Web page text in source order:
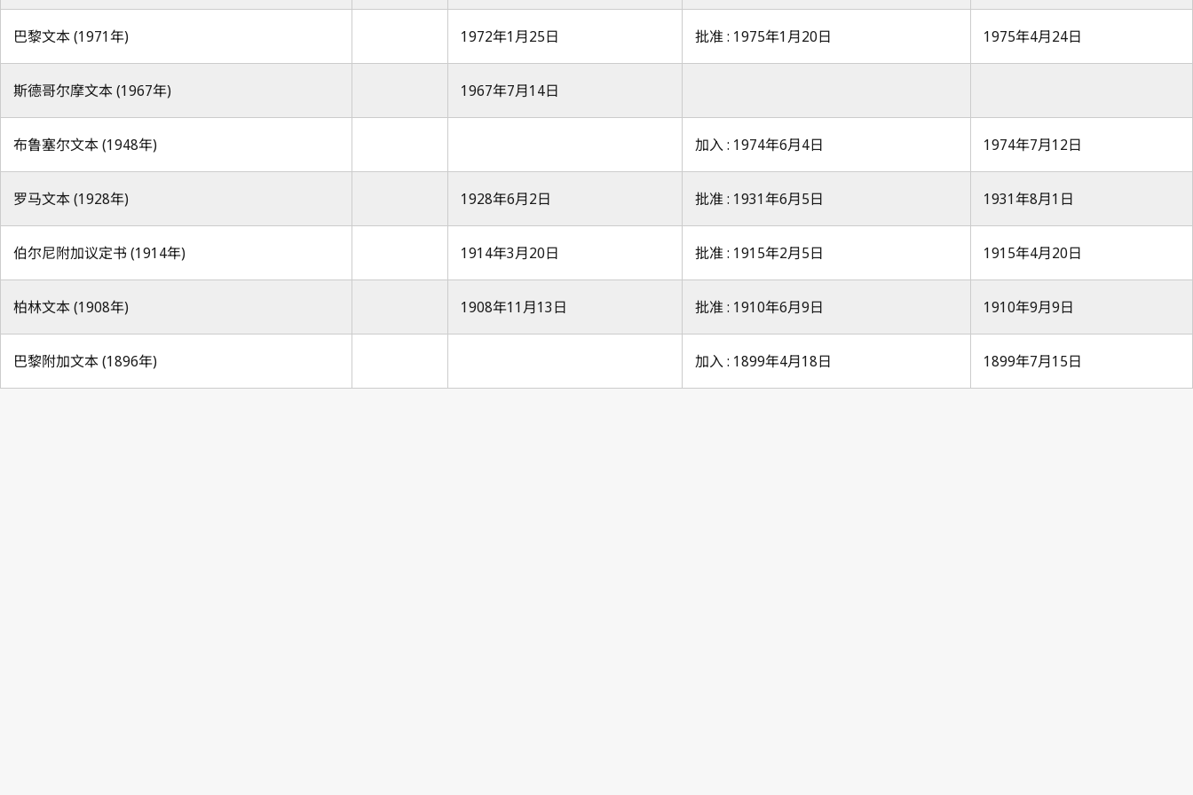
巴黎文本 (1971年) 1972年1月25日 批准 : 1975年1月20日 1975年4月24日
斯德哥尔摩文本 (1967年) 1967年7月14日
布鲁塞尔文本 (1948年) 加入 : 1974年6月4日 1974年7月12日
罗马文本 (1928年) 1928年6月2日 批准 : 1931年6月5日 1931年8月1日
伯尔尼附加议定书 (1914年) 1914年3月20日 批准 : 1915年2月5日 1915年4月20日
柏林文本 (1908年) 1908年11月13日 批准 : 1910年6月9日 1910年9月9日
巴黎附加文本 (1896年) 加入 : 1899年4月18日 1899年7月15日